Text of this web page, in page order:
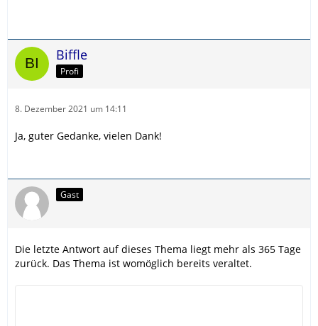
Biffle
Profi
8. Dezember 2021 um 14:11
Ja, guter Gedanke, vielen Dank!
Gast
Die letzte Antwort auf dieses Thema liegt mehr als 365 Tage
zurück. Das Thema ist womöglich bereits veraltet.